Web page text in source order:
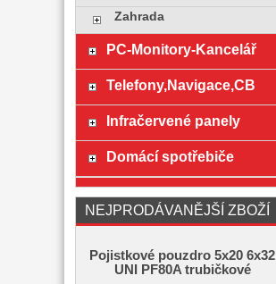
Zahrada
PC-Monitory-Kancelář
Telefony,Navigace,CB
Infračervené panely
Domácí spotřebiče
NEJPRODÁVANĚJŠÍ ZBOŽÍ
Pojistkové pouzdro 5x20 6x32
UNI PF80A trubičkové